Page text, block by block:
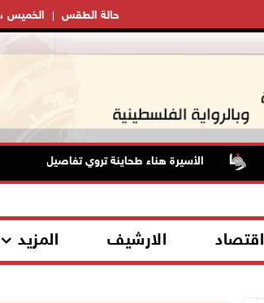
الخميس ، 06 آب ، 2026 حالة الطقس
الأسيرة هناء طحاينة تروي تفاصيل اعتقالها:
اقتصاد الارشيف المزيد